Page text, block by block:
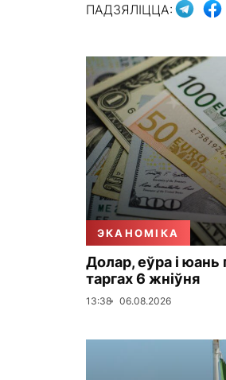
ПАДЗЯЛІЦЦА:
ЭКАНОМІКА
Долар, еўра і юань
таргах 6 жніўня
13:38 06.08.2026